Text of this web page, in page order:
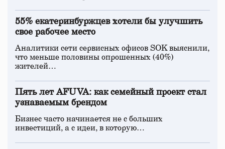
55% екатеринбуржцев хотели бы улучшить
свое рабочее место
Аналитики сети сервисных офисов SOK выяснили,
что меньше половины опрошенных (40%)
жителей…
Пять лет AFUVA: как семейный проект стал
узнаваемым брендом
Бизнес часто начинается не с больших
инвестиций, а с идеи, в которую…